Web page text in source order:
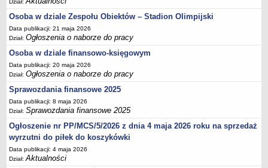
Dział:
Osoba w dziale Zespołu Obiektów – Stadion Olimpijski
Data publikacji: 21 maja 2026
Dział:Ogłoszenia o naborze do pracy
Osoba w dziale finansowo-księgowym
Data publikacji: 20 maja 2026
Dział:Ogłoszenia o naborze do pracy
Sprawozdania finansowe 2025
Data publikacji: 8 maja 2026
Dział:Sprawozdania finansowe 2025
Ogłoszenie nr PP/MCS/5/2026 z dnia 4 maja 2026 roku na sprzedaż
wyrzutni do piłek do koszykówki
Data publikacji: 4 maja 2026
Dział:Aktualności